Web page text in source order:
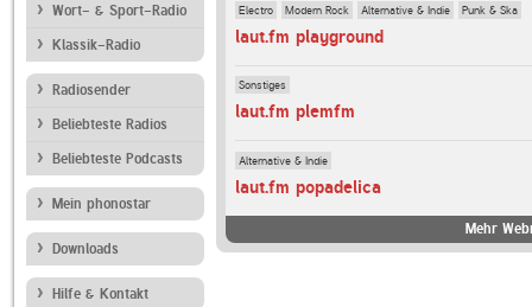
Wort- & Sport-Radio
Klassik-Radio
Radiosender
Beliebteste Radios
Beliebteste Podcasts
Mein phonostar
Downloads
Hilfe & Kontakt
Electro Modern Rock Alternative & Indie Punk & Ska
laut.fm playground
Sonstiges
laut.fm plemfm
Alternative & Indie
laut.fm popadelica
Mehr